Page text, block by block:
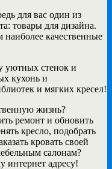
для вас один из
товары для дизайна.
качественные
уютных стенок и
кухонь и
и мягких кресел!
жизнь?
ремонт и обновить
кресло, подобрать
кровать своей
салонам?
адресу!